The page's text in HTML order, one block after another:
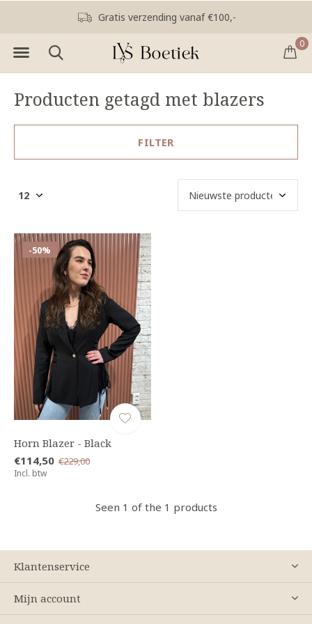
0
Gratis verzending vanaf €100,-
Producten getagd met blazers
FILTER
-50%
Horn Blazer - Black
€114,50 €229,00
Incl. btw
Seen 1 of the 1 products
Klantenservice
Mijn account